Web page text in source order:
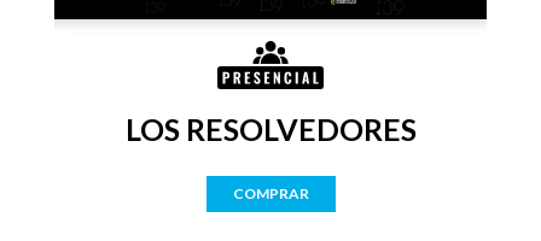
LOS RESOLVEDORES
COMPRAR